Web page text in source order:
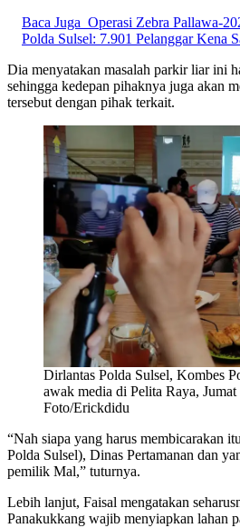
Baca Juga Operasi Zebra Pallawa-
Polda Sulsel: 7.901 Pelanggar Kena
Dia menyatakan masalah parkir liar ini
sehingga kedepan pihaknya juga akan
tersebut dengan pihak terkait.
Dirlantas Polda Sulsel, Kombes
awak media di Pelita Raya,
Foto/Erickdidu
“Nah siapa yang harus membicarakan
Polda Sulsel), Dinas Pertamanan dan
pemilik Mal,” tuturnya.
Lebih lanjut, Faisal mengatakan
Panakukkang wajib menyiapkan lahan